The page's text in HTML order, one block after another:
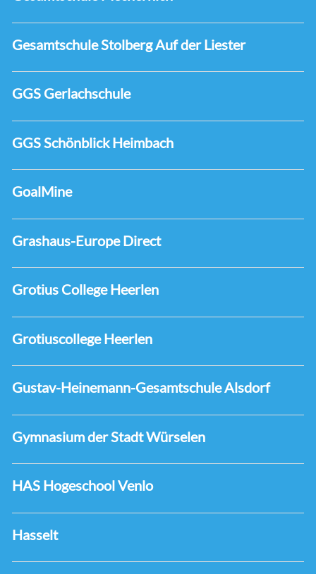
Gesamtschule Stolberg Auf der Liester
GGS Gerlachschule
GGS Schönblick Heimbach
GoalMine
Grashaus-Europe Direct
Grotius College Heerlen
Grotiuscollege Heerlen
Gustav-Heinemann-Gesamtschule Alsdorf
Gymnasium der Stadt Würselen
HAS Hogeschool Venlo
Hasselt